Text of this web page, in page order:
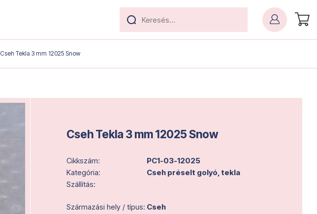
Cseh Tekla 3 mm 12025 Snow
Cseh Tekla 3 mm 12025 Snow
Cikkszám:
PC1-03-12025
Kategória:
Cseh préselt golyó, tekla
Szállítás:
Származási hely / típus: Cseh